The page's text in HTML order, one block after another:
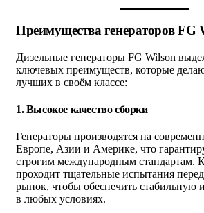
Преимущества генераторов FG
Дизельные генераторы FG Wilson
ключевых преимуществ, которые
лучших в своём классе:
1.Высокое качество сборки
Генераторы производятся на
Европе, Азии и Америке, что
строгим международным стандартам.
проходит тщательные испытания
рынок, чтобы обеспечить стабильную
в любых условиях.